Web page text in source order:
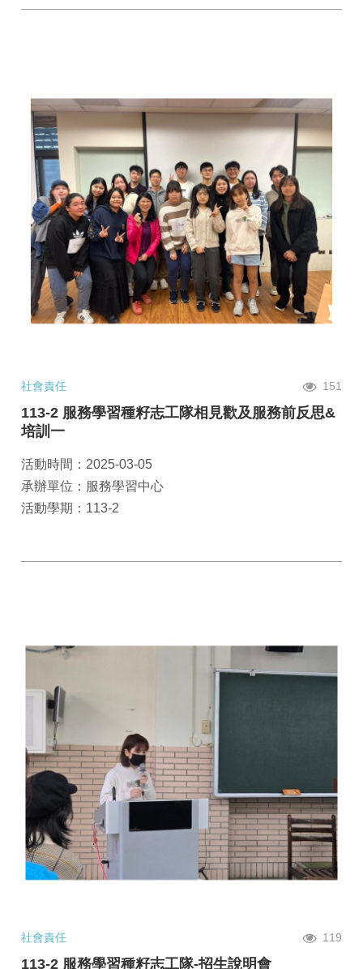
社會責任 151
113-2 服務學習種籽志工隊相見歡及服務前反思&
培訓一
活動時間：2025-03-05
承辦單位：服務學習中心
活動學期：113-2
社會責任 119
113-2 服務學習種籽志工隊-招生說明會